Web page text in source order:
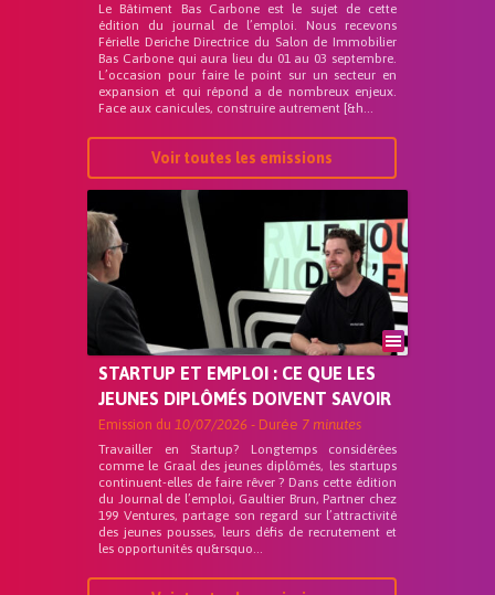
Le Bâtiment Bas Carbone est le sujet de cette
édition du journal de l’emploi. Nous recevons
Férielle Deriche Directrice du Salon de Immobilier
Bas Carbone qui aura lieu du 01 au 03 septembre.
L’occasion pour faire le point sur un secteur en
expansion et qui répond a de nombreux enjeux.
Face aux canicules, construire autrement [&h...
Voir toutes les emissions
STARTUP ET EMPLOI : CE QUE LES
JEUNES DIPLÔMÉS DOIVENT SAVOIR
Emission du 10/07/2026 - Durée 7 minutes
Travailler en Startup? Longtemps considérées
comme le Graal des jeunes diplômés, les startups
continuent-elles de faire rêver ? Dans cette édition
du Journal de l’emploi, Gaultier Brun, Partner chez
199 Ventures, partage son regard sur l’attractivité
des jeunes pousses, leurs défis de recrutement et
les opportunités qu&rsquo...